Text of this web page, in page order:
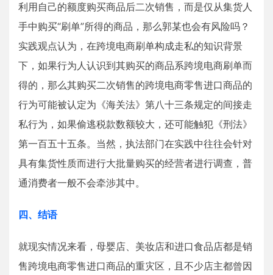
利用自己的额度购买商品后二次销售，而是仅从集货人
手中购买“刷单”所得的商品，那么郭某也会有风险吗？
实践观点认为，在跨境电商刷单构成走私的知识背景
下，如果行为人认识到其购买的商品系跨境电商刷单而
得的，那么其购买二次销售的跨境电商零售进口商品的
行为可能被认定为《海关法》第八十三条规定的间接走
私行为，如果偷逃税款数额较大，还可能触犯《刑法》
第一百五十五条。当然，执法部门在实践中往往会针对
具有集货性质而进行大批量购买的经营者进行调查，普
通消费者一般不会牵涉其中。
四、结语
就现实情况来看，母婴店、美妆店和进口食品店都是销
售跨境电商零售进口商品的重灾区，且不少店主都曾因